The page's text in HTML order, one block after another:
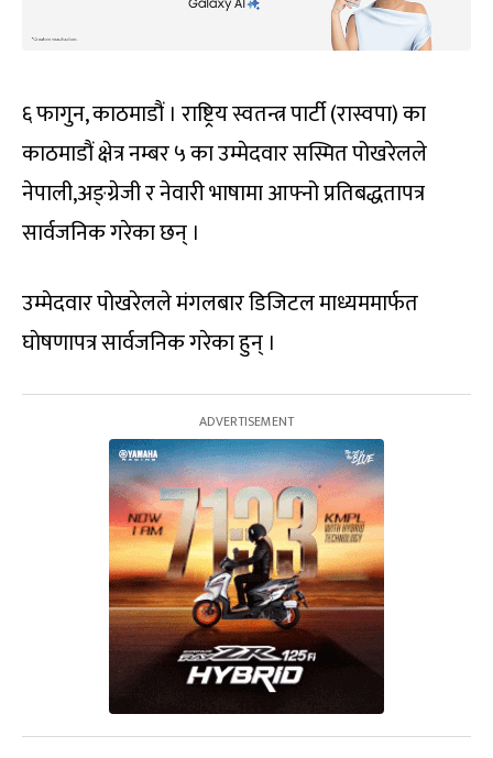
६ फागुन, काठमाडौं । राष्ट्रिय स्वतन्त्र पार्टी (रास्वपा) का
काठमाडौं क्षेत्र नम्बर ५ का उम्मेदवार सस्मित पोखरेलले
नेपाली,अङ्ग्रेजी र नेवारी भाषामा आफ्नो प्रतिबद्धतापत्र
सार्वजनिक गरेका छन् ।
उम्मेदवार पोखरेलले मंगलबार डिजिटल माध्यममार्फत
घाेषणापत्र सार्वजनिक गरेका हुन् ।